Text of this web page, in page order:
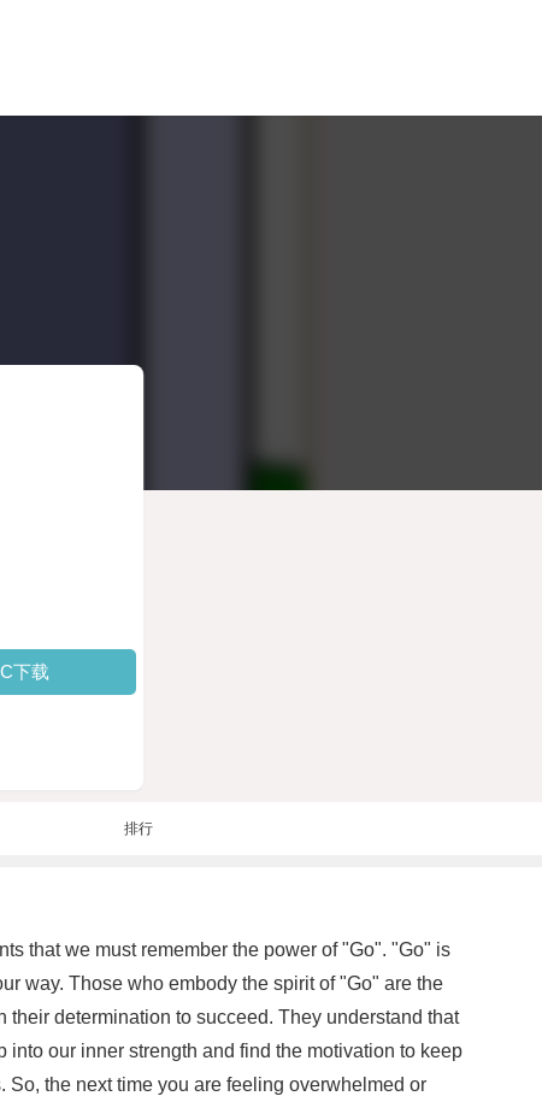
下载
排行
that we must remember the power of "Go". "Go" is
way. Those who embody the spirit of "Go" are the
determination to succeed. They understand that
our inner strength and find the motivation to keep
the next time you are feeling overwhelmed or